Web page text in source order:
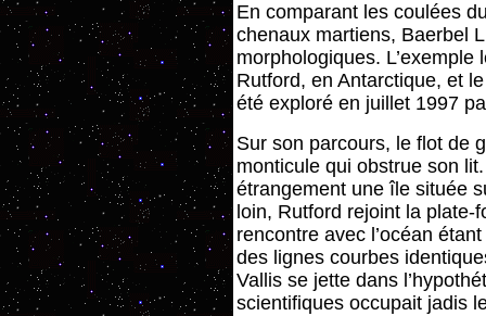
En comparant les coulées
chenaux martiens, Baerbel
morphologiques.
Rutford, en Antarctique, et le
été exploré en juillet 1997
Sur son parcours, le flot de
monticule qui obstrue son
étrangement une île située
loin, Rutford rejoint la
rencontre avec l’océan
des lignes courbes
Vallis se jette dans
scientifiques occupait jadis